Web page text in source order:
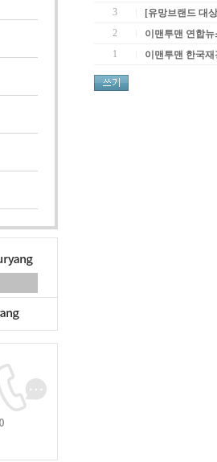
3
[유망브랜드 대
2
이맨투맨 연합
1
이맨투맨 한국